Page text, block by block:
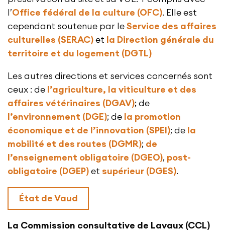
l’Office fédéral de la culture (OFC). Elle est
cependant soutenue par le Service des affaires
culturelles (SERAC) et
la Direction générale du
territoire et du logement (DGTL)
Les autres directions et services concernés sont
ceux : de l’agriculture, la viticulture et des
affaires vétérinaires (DGAV); de
l’environnement (DGE); de la promotion
économique et de l’innovation (SPEI); de la
mobilité et des routes (DGMR); de
l’enseignement obligatoire (DGEO), post-
obligatoire (DGEP) et supérieur (DGES).
État de Vaud
La Commission consultative de Lavaux (CCL)